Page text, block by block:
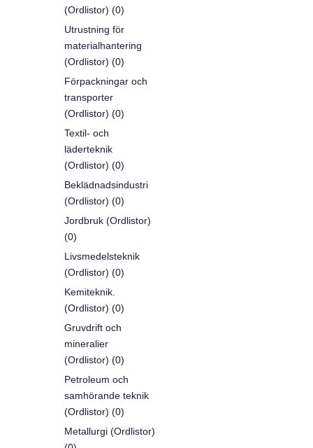
(Ordlistor) (0)
Utrustning för
materialhantering
(Ordlistor) (0)
Förpackningar och
transporter
(Ordlistor) (0)
Textil- och
läderteknik
(Ordlistor) (0)
Beklädnadsindustri
(Ordlistor) (0)
Jordbruk (Ordlistor)
(0)
Livsmedelsteknik
(Ordlistor) (0)
Kemiteknik.
(Ordlistor) (0)
Gruvdrift och
mineralier
(Ordlistor) (0)
Petroleum och
samhörande teknik
(Ordlistor) (0)
Metallurgi (Ordlistor)